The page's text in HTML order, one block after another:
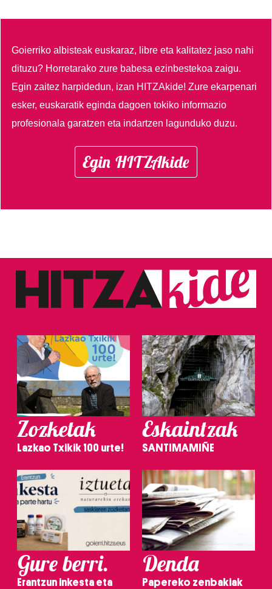
Goierriko albisteak euskaraz, libre eta kalitatez jaso nahi
dituzu? Horretarako zure babesa ezinbestekoa zaigu.
Egin zaitez harpidedun, izan HITZAkide!Zure ekarpenari
esker, euskaratik eginda dagoen tokiko informazio
profesionala garatzen eta indartzen lagunduko duzu.
Egin HITZAkide
Zozketak
Lazkao Txikik 100 urte!
Eskaintzak
SANTIMAMIÑE
Gure berri.
Erantzun inkesta eta
Denda
Papereko zenbakiak